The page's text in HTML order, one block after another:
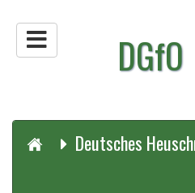
DGfO
Deutsches